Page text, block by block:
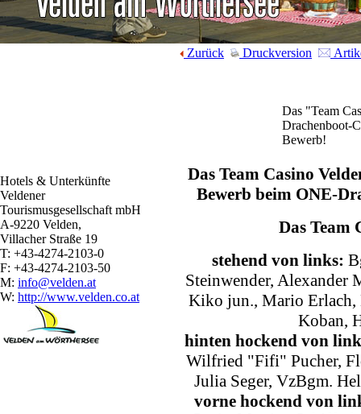
Hotels & Unterkünfte
Veldener
Tourismusgesellschaft mbH
A-9220 Velden,
Villacher Straße 19
T: +43-4274-2103-0
F: +43-4274-2103-50
M: info@velden.at
W: http://www.velden.co.at
Zurück Druckversion
Das "Team
Drachenboot-
Bewerb!
Das Team Casino
Bewerb beim ONE-
Das Team
stehend von links:
Steinwender, Alexander
Kiko jun., Mario Erlach,
Koban,
hinten hockend von
Wilfried "Fifi" Pucher,
Julia Seger, VzBgm.
vorne hockend von